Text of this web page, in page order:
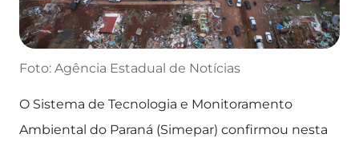
Foto: Agência Estadual de Notícias
O Sistema de Tecnologia e Monitoramento
Ambiental do Paraná (Simepar) confirmou nesta